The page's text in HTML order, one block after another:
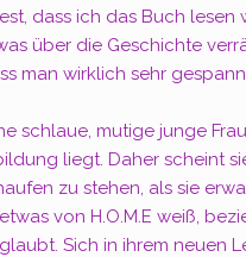
dass ich das Buch lesen
über die Geschichte
man wirklich sehr
schlaue, mutige junge
liegt. Daher scheint
zu stehen, als sie
von H.O.M.E weiß,
Sich in ihrem neuen